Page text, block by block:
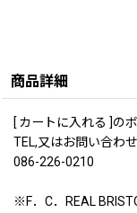
商品詳細
[ カートに入れる ]の
TEL,又はお問い合わ
086-226-0210
※F．C．REAL